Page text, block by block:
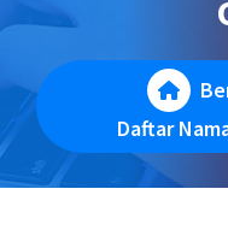
Daftar